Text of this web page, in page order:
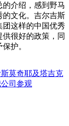
介绍，感到野马
的文化。吉尔吉斯
这样的中国优秀
很好的政策，同
护。
莫奇耶及塔吉克
司参观